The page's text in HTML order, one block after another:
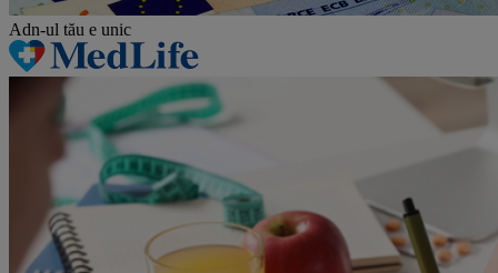
Adn-ul tău e unic